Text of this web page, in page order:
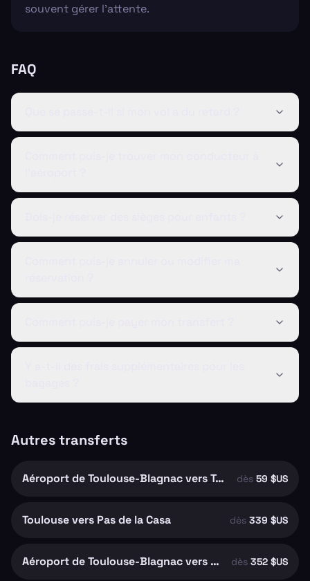
souvent gérer l'attente.
FAQ
Autres transferts
Aéroport de Toulouse-Blagnac vers Toulouse dès 59 $US
Toulouse vers Pas de la Casa dès 339 $US
Aéroport de Toulouse-Blagnac vers Pas de la Casa dès 352 $US